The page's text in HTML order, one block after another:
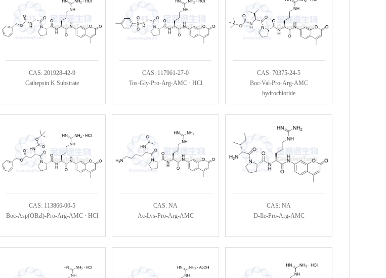
CAS: 201928-42-9
Cathepsin K Substrate
CAS: 117961-27-0
Tos-Gly-Pro-Arg-AMC · HCl
CAS: 70375-24-5
Boc-Val-Pro-Arg-AMC
hydrochloride
CAS: 113866-00-5
Boc-Asp(OBzl)-Pro-Arg-AMC · HCl
CAS: NA
Ac-Lys-Pro-Arg-AMC
CAS: NA
D-Ile-Pro-Arg-AMC